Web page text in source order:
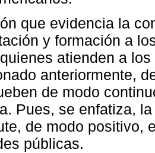
que evidencia la
y formación a
atienden a
anteriormente,
de modo
Pues, se enfatiza,
de modo positivo,
públicas.